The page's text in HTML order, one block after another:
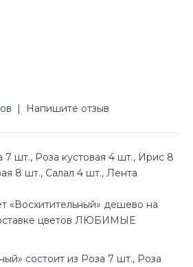
| Напишите отзыв
7 шт., Роза кустовая 4 шт., Ирис 8
8 шт., Салал 4 шт., Лента
«Восхитительный» дешево на
цветов ЛЮБИМЫЕ
состоит из Роза 7 шт., Роза